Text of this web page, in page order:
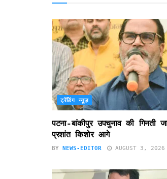
ट्रेंडिंग न्यूज़
पटना-बांकीपुर उपचुनाव की गिनती
प्रशांत किशोर आगे
BY NEWS-EDITOR AUGUST 3, 2026